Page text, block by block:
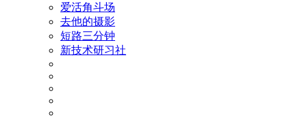
爱活角斗场
去他的摄影
短路三分钟
新技术研习社